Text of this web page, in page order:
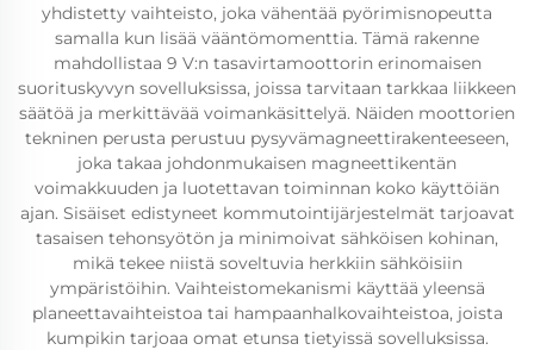
yhdistetty vaihteisto, joka vähentää pyörimisnopeutta
samalla kun lisää vääntömomenttia. Tämä rakenne
mahdollistaa 9 V:n tasavirtamoottorin erinomaisen
suorituskyvyn sovelluksissa, joissa tarvitaan tarkkaa liikkeen
säätöä ja merkittävää voimankäsittelyä. Näiden moottorien
tekninen perusta perustuu pysyvämagneettirakenteeseen,
joka takaa johdonmukaisen magneettikentän
voimakkuuden ja luotettavan toiminnan koko käyttöiän
ajan. Sisäiset edistyneet kommutointijärjestelmät tarjoavat
tasaisen tehonsyötön ja minimoivat sähköisen kohinan,
mikä tekee niistä soveltuvia herkkiin sähköisiin
ympäristöihin. Vaihteistomekanismi käyttää yleensä
planeettavaihteistoa tai hampaanhalkovaihteistoa, joista
kumpikin tarjoaa omat etunsa tietyissä sovelluksissa.